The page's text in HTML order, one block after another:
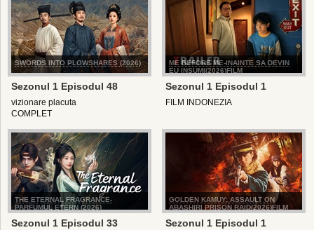
SWORDS INTO PLOWSHARES (2026)
Sezonul 1 Episodul 48
vizionare placuta
COMPLET
ME BEFORE ME-INAINTE SA DEVIN
EU INSUMI(2026)FILM
Sezonul 1 Episodul 1
FILM INDONEZIA
THE ETERNAL FRAGRANCE-
PARFUMUL ETERN (2026)
Sezonul 1 Episodul 33
GOLDEN KAMUY: ASSAULT ON
ABASHIRI PRISON RAID(2026)FILM
Sezonul 1 Episodul 1